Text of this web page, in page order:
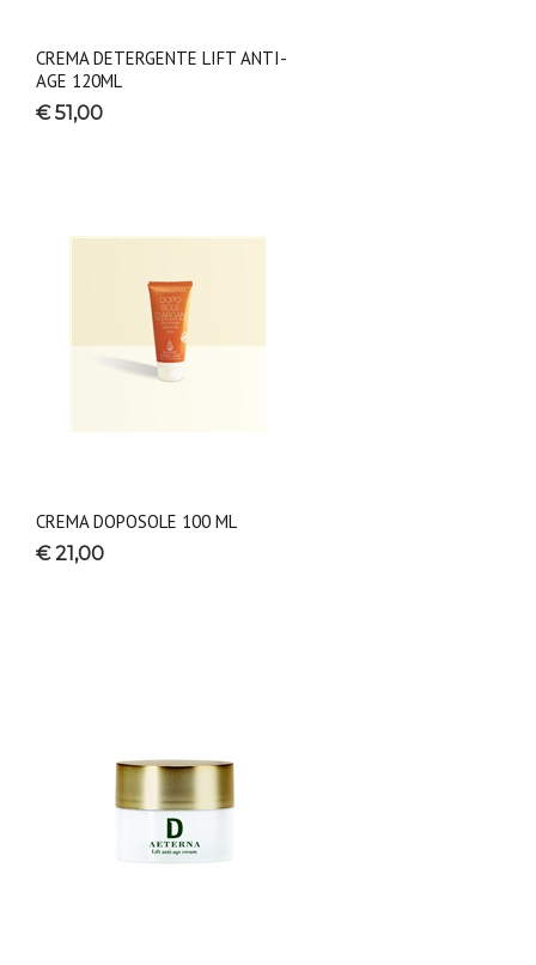
CREMA DETERGENTE LIFT ANTI-
AGE 120ML
€ 51,00
CREMA DOPOSOLE 100 ML
€ 21,00